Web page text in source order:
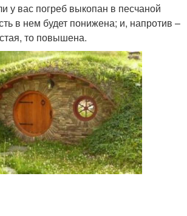
у вас погреб выкопан в песчаной
в нем будет понижена; и, напротив –
то повышена.